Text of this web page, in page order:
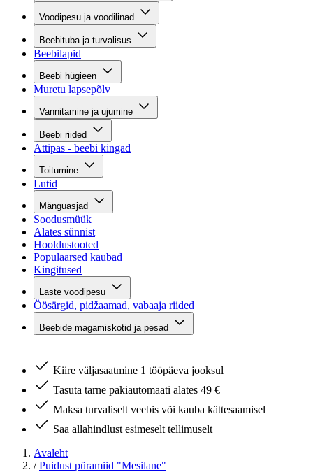
Voodipesu ja voodilinad
Beebituba ja turvalisus
Beebilapid
Beebi hügieen
Muretu lapsepõlv
Vannitamine ja ujumine
Beebi riided
Attipas - beebi kingad
Toitumine
Lutid
Mänguasjad
Soodusmüük
Alates sünnist
Hooldustooted
Populaarsed kaubad
Kingitused
Laste voodipesu
Öösärgid, pidžaamad, vabaaja riided
Beebide magamiskotid ja pesad
Kiire väljasaatmine 1 tööpäeva jooksul
Tasuta tarne pakiautomaati alates 49 €
Maksa turvaliselt veebis või kauba kättesaamisel
Saa allahindlust esimeselt tellimuselt
Avaleht
/ Puidust püramiid "Mesilane"